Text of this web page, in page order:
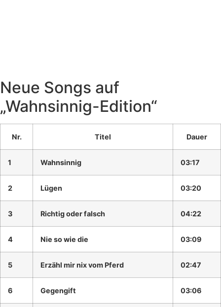
Neue Songs auf
„Wahnsinnig-Edition“
Nr. Titel Dauer
1 Wahnsinnig 03:17
2 Lügen 03:20
3 Richtig oder falsch 04:22
4 Nie so wie die 03:09
5 Erzähl mir nix vom Pferd 02:47
6 Gegengift 03:06